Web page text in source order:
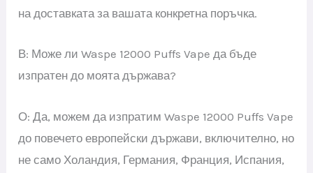
на доставката за вашата конкретна поръчка.
В: Може ли Waspe 12000 Puffs Vape да бъде
изпратен до моята държава?
О: Да, можем да изпратим Waspe 12000 Puffs Vape
до повечето европейски държави, включително, но
не само Холандия, Германия, Франция, Испания,